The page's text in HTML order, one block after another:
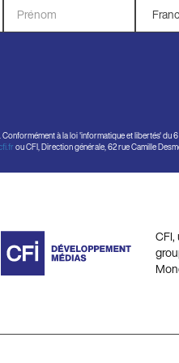
Prénom
*
Pays
*
à la loi 'informatique et libertés' du
ou CFI, Direction générale, 62 rue Camille